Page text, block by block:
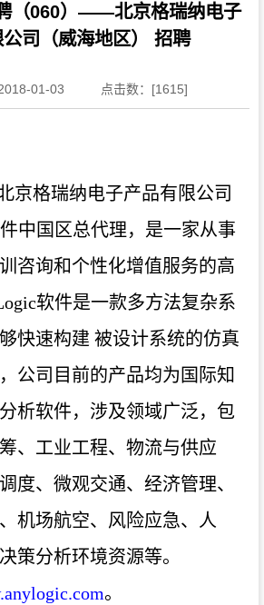
（060）——北京格瑞纳电子
司（威海地区） 招聘
01-03 点击数：[1615]
京格瑞纳电子产品有限公司
中国区总代理，是一家从事
咨询和个性化增值服务的高
软件是一款多方法复杂系
快速构建 被设计系统的仿真
公司目前的产品均为国际知
析软件，涉及领域广泛，包
、工业工程、物流与供应
度、微观交通、经济管理、
机场航空、风险应急、人
策分析环境资源等。
。